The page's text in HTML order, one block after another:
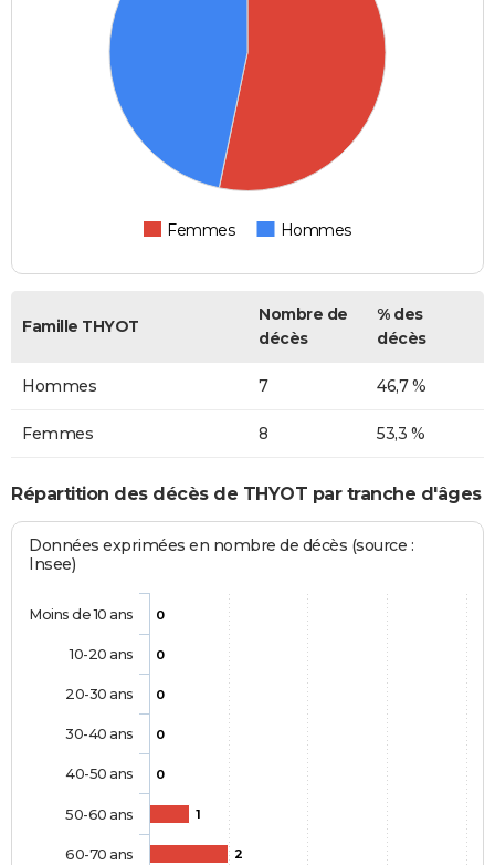
Femmes Hommes
Famille THYOT
Nombre de
décès
% des
décès
Hommes 7 46,7 %
Femmes 8 53,3 %
Répartition des décès de THYOT par tranche d'âges
Données exprimées en nombre de décès (source :
Insee)
0
0
0
0
0
1
2
Moins de 10 ans
10-20 ans
20-30 ans
30-40 ans
40-50 ans
50-60 ans
60-70 ans